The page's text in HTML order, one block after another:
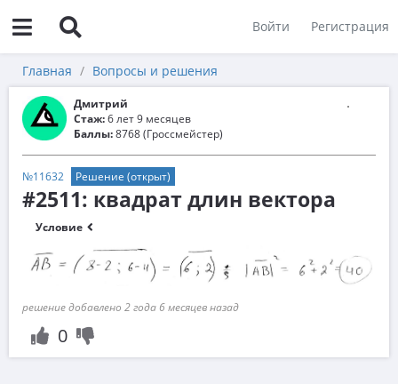
Войти Регистрация
Главная Вопросы и решения
Дмитрий
Стаж:6 лет 9 месяцев
Баллы:8768 (Гроссмейстер)
№11632 Решение (открыт)
#2511: квадрат длин вектора
Условие
решение добавлено 2 года 6 месяцев назад
0